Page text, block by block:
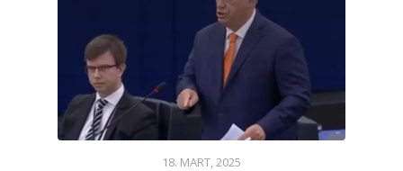
18. MART, 2025